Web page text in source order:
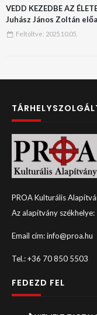
VEDD KEZEDBE AZ
Juhász János Zoltán
Feltöltve: 2025.10.05.
PROA Kulturális
Az alapítvány
Email cím: info@proa.hu
Tel.: +36 70 850 5503
FEDEZD FEL